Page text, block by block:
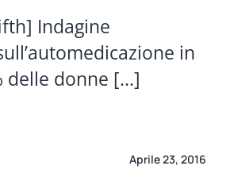
Indagine
in
delle donne [...]
Aprile 23, 2016